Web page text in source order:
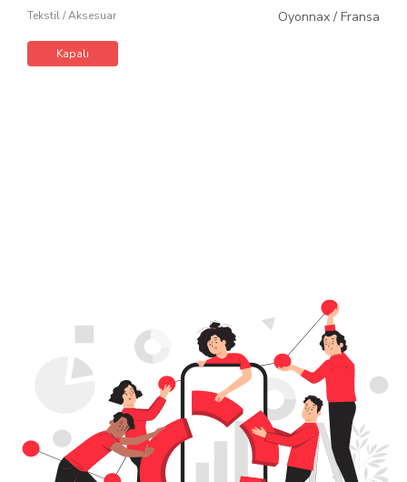
Tekstil / Aksesuar Oyonnax / Fransa
Kapalı